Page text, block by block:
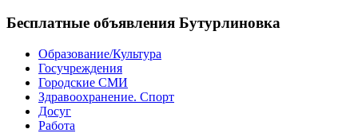
Бесплатные объявления Бутурлиновка
Образование/Культура
Госучреждения
Городские СМИ
Здравоохранение. Спорт
Досуг
Работа